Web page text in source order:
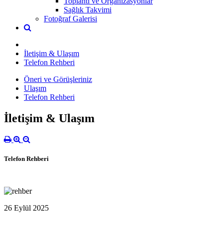
Sağlık Takvimi
Fotoğraf Galerisi
İletişim & Ulaşım
Telefon Rehberi
Öneri ve Görüşleriniz
Ulaşım
Telefon Rehberi
İletişim & Ulaşım
Telefon Rehberi
26 Eylül 2025